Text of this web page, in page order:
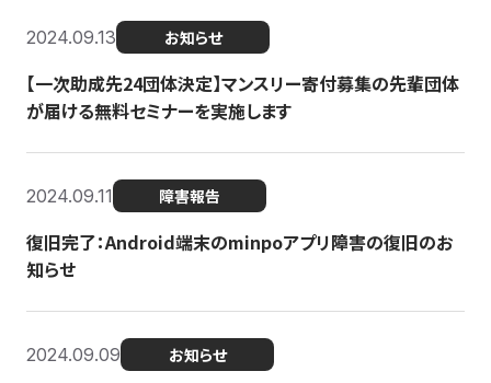
2024.09.13 お知らせ
【一次助成先24団体決定】マンスリー寄付募集の先輩団体
が届ける無料セミナーを実施します
2024.09.11 障害報告
復旧完了：Android端末のminpoアプリ障害の復旧のお
知らせ
2024.09.09 お知らせ